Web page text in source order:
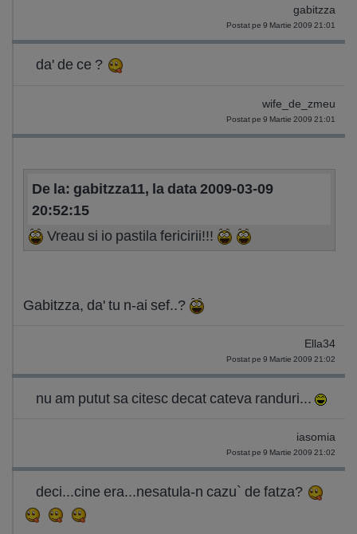
gabitzza
Postat pe 9 Martie 2009 21:01
da' de ce ?
wife_de_zmeu
Postat pe 9 Martie 2009 21:01
De la: gabitzza11, la data 2009-03-09
20:52:15
Vreau si io pastila fericirii!!!
Gabitzza, da' tu n-ai sef..?
Ella34
Postat pe 9 Martie 2009 21:02
nu am putut sa citesc decat cateva randuri...
iasomia
Postat pe 9 Martie 2009 21:02
deci...cine era...nesatula-n cazu` de fatza?